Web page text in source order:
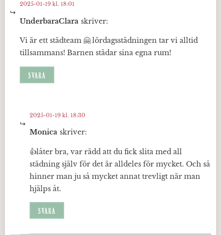
UnderbaraClara skriver:
2025-01-19 kl. 18:01
Vi är ett städteam 🤗 lördagsstädningen tar vi alltid
tillsammans! Barnen städar sina egna rum!
SVARA
Monica skriver:
2025-01-19 kl. 18:30
👍låter bra, var rädd att du fick slita med all
städning själv för det är alldeles för mycket. Och så
hinner man ju så mycket annat trevligt när man
hjälps åt.
SVARA